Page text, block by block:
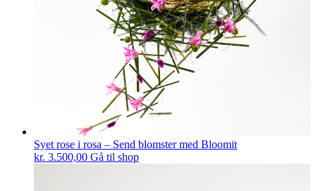
Syet rose i rosa – Send blomster med Bloomit
kr. 3.500,00 Gå til shop